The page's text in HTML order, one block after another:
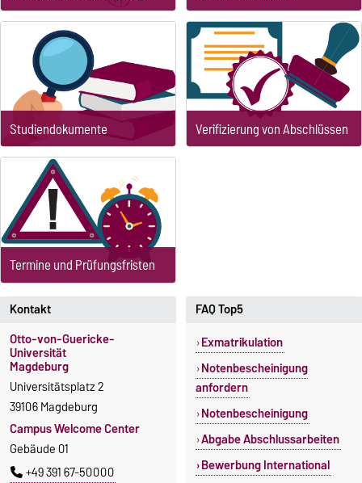
Studiendokumente Verifizierung von Abschlüssen
Termine und Prüfungsfristen
Kontakt
Otto-von-Guericke-
Universität
Magdeburg
Universitätsplatz 2
39106 Magdeburg
Campus Welcome Center
Gebäude 01
+49 391 67-50000
FAQ Top5
Exmatrikulation
Notenbescheinigung
anfordern
Notenbescheinigung
Abgabe Abschlussarbeiten
Bewerbung International